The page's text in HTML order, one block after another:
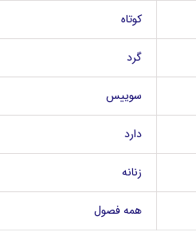
کوتاه
گرد
سوییس
دارد
زنانه
همه فصول